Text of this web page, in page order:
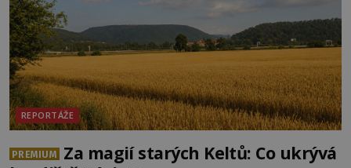
REPORTÁŽE
PREMIUM
Za magií starých Keltů: Co ukrývá